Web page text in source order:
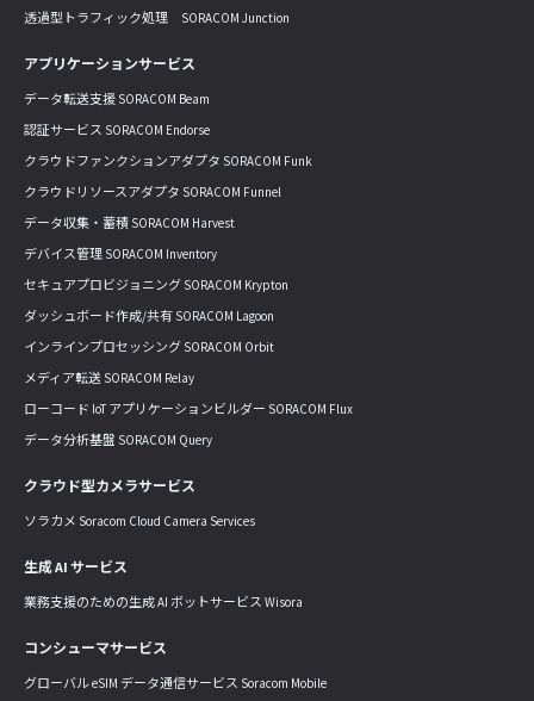
透過型トラフィック処理 SORACOM Junction
アプリケーションサービス
データ転送支援 SORACOM Beam
認証サービス SORACOM Endorse
クラウドファンクションアダプタ SORACOM Funk
クラウドリソースアダプタ SORACOM Funnel
データ収集・蓄積 SORACOM Harvest
デバイス管理 SORACOM Inventory
セキュアプロビジョニング SORACOM Krypton
ダッシュボード作成/共有 SORACOM Lagoon
インラインプロセッシング SORACOM Orbit
メディア転送 SORACOM Relay
ローコード IoT アプリケーションビルダー SORACOM Flux
データ分析基盤 SORACOM Query
クラウド型カメラサービス
ソラカメ Soracom Cloud Camera Services
生成 AI サービス
業務支援のための生成 AI ボットサービス Wisora
コンシューマサービス
グローバル eSIM データ通信サービス Soracom Mobile